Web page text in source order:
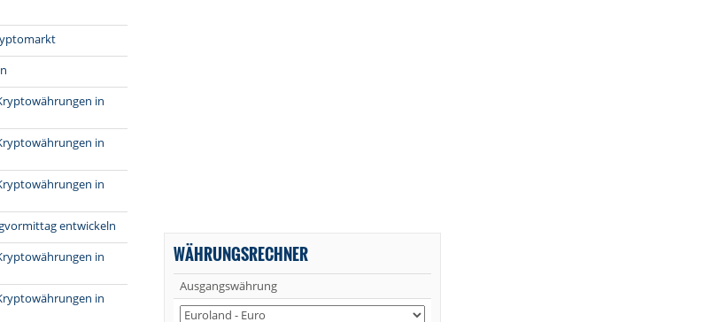
in
in
in
entwickeln
in
in
WÄHRUNGSRECHNER
Ausgangswährung